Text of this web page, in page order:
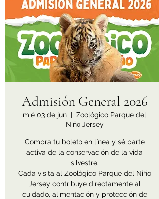
Admisión General 2026
mié 03 de jun
  |
Zoológico Parque del
Niño Jersey
Compra tu boleto en línea y sé parte
activa de la conservación de la vida
silvestre.
Cada visita al Zoológico Parque del Niño
Jersey contribuye directamente al
cuidado, alimentación y protección de